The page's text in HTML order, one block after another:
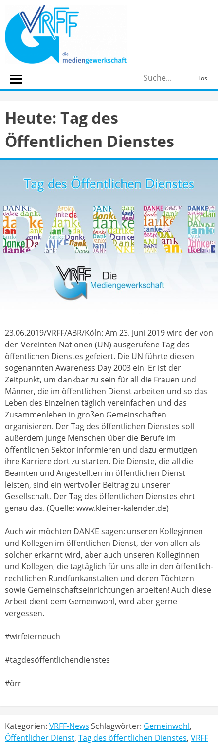
content
Los
Heute: Tag des
Öffentlichen Dienstes
23.06.2019/VRFF/ABR/Köln: Am 23. Juni 2019 wird der von
den Vereinten Nationen (UN) ausgerufene Tag des
öffentlichen Dienstes gefeiert. Die UN führte diesen
sogenannten Awareness Day 2003 ein. Er ist der
Zeitpunkt, um dankbar zu sein für all die Frauen und
Männer, die im öffentlichen Dienst arbeiten und so das
Leben des Einzelnen täglich vereinfachen und das
Zusammenleben in großen Gemeinschaften
organisieren. Der Tag des öffentlichen Dienstes soll
außerdem junge Menschen über die Berufe im
öffentlichen Sektor informieren und dazu ermutigen
ihre Karriere dort zu starten. Die Dienste, die all die
Beamten und Angestellten im öffentlichen Dienst
leisten, sind ein wertvoller Beitrag zu unserer
Gesellschaft. Der Tag des öffentlichen Dienstes ehrt
genau das. (Quelle: www.kleiner-kalender.de)
Auch wir möchten DANKE sagen: unseren Kolleginnen
und Kollegen im öffentlichen Dienst, der von allen als
solcher erkannt wird, aber auch unseren Kolleginnen
und Kollegen, die tagtäglich für uns alle in den öffentlich-
rechtlichen Rundfunkanstalten und deren Töchtern
sowie Gemeinschaftseinrichtungen arbeiten! Auch diese
Arbeit dient dem Gemeinwohl, wird aber gerne
vergessen.
#wirfeierneuch
#tagdesöffentlichendienstes
#örr
Kategorien: VRFF-News Schlagwörter: Gemeinwohl,
Öffentlicher Dienst, Tag des öffentlichen Dienstes, VRFF